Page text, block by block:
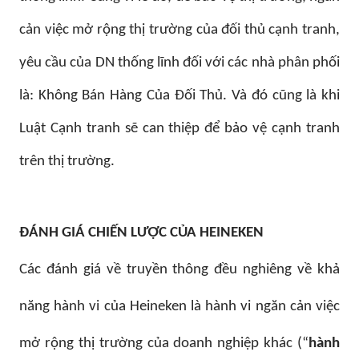
cản việc mở rộng thị trường của đối thủ cạnh tranh,
yêu cầu của DN thống lĩnh đối với các nhà phân phối
là: Không Bán Hàng Của Đối Thủ. Và đó cũng là khi
Luật Cạnh tranh sẽ can thiệp để bảo vệ cạnh tranh
trên thị trường.
ĐÁNH GIÁ CHIẾN LƯỢC CỦA HEINEKEN
Các đánh giá về truyền thông đều nghiêng về khả
năng hành vi của Heineken là hành vi ngăn cản việc
mở rộng thị trường của doanh nghiệp khác (“ hành